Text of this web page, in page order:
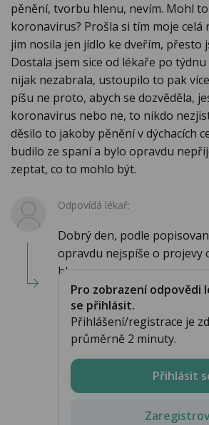
pěnění, tvorbu hlenu, nevím. Mohl
koronavirus? Prošla si tím moje celá
jim nosila jen jídlo ke dveřím, přesto
Dostala jsem sice od lékaře po
nijak nezabrala, ustoupilo to pak
píšu ne proto, abych se dozvěděla,
koronavirus nebo ne, to nikdo
děsilo to jakoby pěnění v dýchacích
budilo ze spaní a bylo opravdu
zeptat, co to mohlo být.
Odpovídá lékař:
Dobrý den, podle
opravdu nejspíše o projevy
hleno...
Pro zobrazení odpovědi
se přihlásit.
Přihlášení/registrace je
průměrně 2 minuty.
Přihlásit